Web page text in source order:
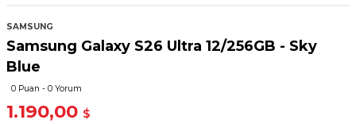
SAMSUNG
Samsung Galaxy S26 Ultra 12/256GB - Sky
Blue
0 Puan - 0 Yorum
1.190,00 $